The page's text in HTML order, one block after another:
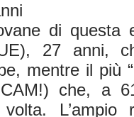
di questa
27 anni,
mentre il più
che, a